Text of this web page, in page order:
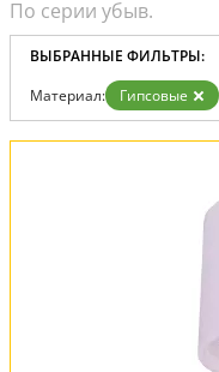
ВЫБРАННЫЕ ФИЛЬТРЫ:
Материал: Гипсовые